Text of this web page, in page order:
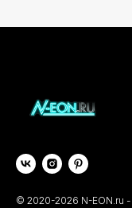
© 2020-2026 N-EON.ru -